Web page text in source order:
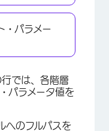
・パラメー
では、各階層
パラメータ値を
へのフルパスを